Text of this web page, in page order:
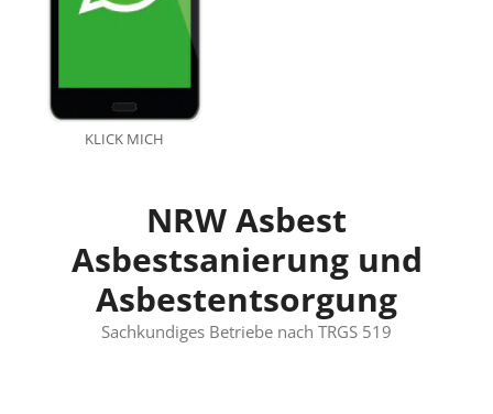
KLICK MICH
NRW Asbest
Asbestsanierung und
Asbestentsorgung
Sachkundiges Betriebe nach TRGS 519